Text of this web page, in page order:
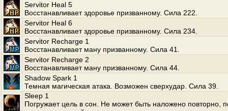
Servitor Heal 5
Восстанавливает здоровье призванному. Сила 222.
Servitor Heal 6
Восстанавливает здоровье призванному. Сила 234.
Servitor Recharge 1
Восстанавливает ману призванному. Сила 41.
Servitor Recharge 2
Восстанавливает ману призванному. Сила 44.
Shadow Spark 1
Темная магическая атака. Возможен сверхудар. Сила 39.
Sleep 1
Погружает цель в сон. Не может быть наложено повторно,